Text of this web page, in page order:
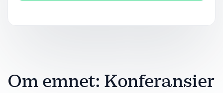
Om emnet: Konferansier